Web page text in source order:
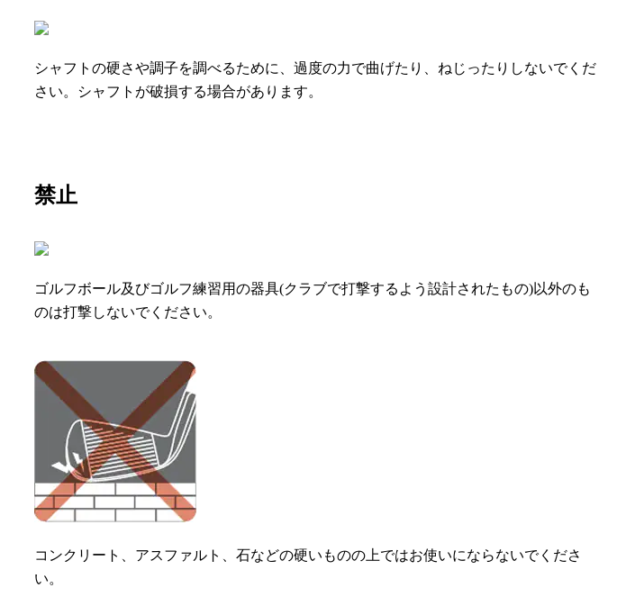
シャフトの硬さや調子を調べるために、過度の力で曲げたり、ねじったりしないでくだ
さい。シャフトが破損する場合があります。
禁止
ゴルフボール及びゴルフ練習用の器具(クラブで打撃するよう設計されたもの)以外のも
のは打撃しないでください。
コンクリート、アスファルト、石などの硬いものの上ではお使いにならないでくださ
い。